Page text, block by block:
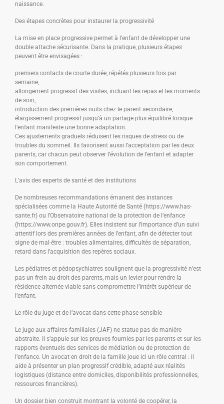
naissance.
Des étapes concrètes pour instaurer la progressivité
La mise en place progressive permet à l’enfant de développer une
double attache sécurisante. Dans la pratique, plusieurs étapes
peuvent être envisagées :
premiers contacts de courte durée, répétés plusieurs fois par
semaine,
allongement progressif des visites, incluant les repas et les moments
de soin,
introduction des premières nuits chez le parent secondaire,
élargissement progressif jusqu’à un partage plus équilibré lorsque
l’enfant manifeste une bonne adaptation.
Ces ajustements graduels réduisent les risques de stress ou de
troubles du sommeil. Ils favorisent aussi l’acceptation par les deux
parents, car chacun peut observer l’évolution de l’enfant et adapter
son comportement.
L’avis des experts de santé et des institutions
De nombreuses recommandations émanent des instances
spécialisées comme la Haute Autorité de Santé (https://www.has-
sante.fr) ou l’Observatoire national de la protection de l’enfance
(https://www.onpe.gouv.fr). Elles insistent sur l’importance d’un suivi
attentif lors des premières années de l’enfant, afin de détecter tout
signe de mal-être : troubles alimentaires, difficultés de séparation,
retard dans l’acquisition des repères sociaux.
Les pédiatres et pédopsychiatres soulignent que la progressivité n’est
pas un frein au droit des parents, mais un levier pour rendre la
résidence alternée viable sans compromettre l’intérêt supérieur de
l’enfant.
Le rôle du juge et de l’avocat dans cette phase sensible
Le juge aux affaires familiales (JAF) ne statue pas de manière
abstraite. Il s’appuie sur les preuves fournies par les parents et sur les
rapports éventuels des services de médiation ou de protection de
l’enfance. Un avocat en droit de la famille joue ici un rôle central : il
aide à présenter un plan progressif crédible, adapté aux réalités
logistiques (distance entre domiciles, disponibilités professionnelles,
ressources financières).
Un dossier bien construit montrant la volonté de coopérer, la